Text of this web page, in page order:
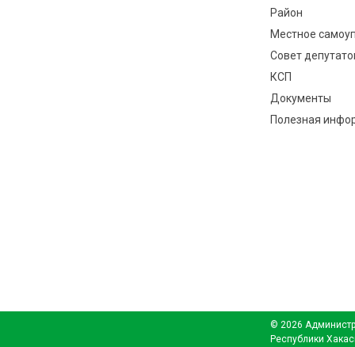
Район
Местное
Совет
КСП
Документы
Полезная
© 2026
Республики